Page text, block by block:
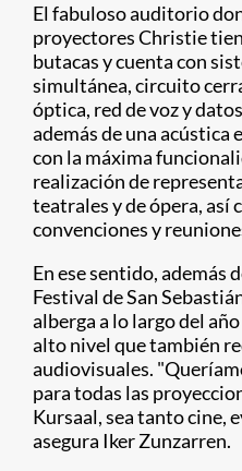
El fabuloso auditorio
proyectores Christie
butacas y cuenta con
simultánea, circuito
óptica, red de voz y
además de una acústica
con la máxima
realización de
teatrales y de ópera, así
convenciones y
En ese sentido, además
Festival de San
alberga a lo largo del
alto nivel que también
audiovisuales.
para todas las
Kursaal, sea tanto cine,
asegura Iker Zunzarren.